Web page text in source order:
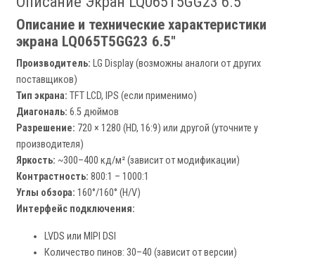
Описание и технические характеристики
экрана LQ065T5GG23 6.5"
Производитель: LG Display (возможны аналоги от других
поставщиков)
Тип экрана: TFT LCD, IPS (если применимо)
Диагональ: 6.5 дюймов
Разрешение: 720 × 1280 (HD, 16:9) или другой (уточните у
производителя)
Яркость: ~300–400 кд/м² (зависит от модификации)
Контрастность: 800:1 – 1000:1
Углы обзора: 160°/160° (H/V)
Интерфейс подключения:
LVDS или MIPI DSI
Количество пинов: 30–40 (зависит от версии)